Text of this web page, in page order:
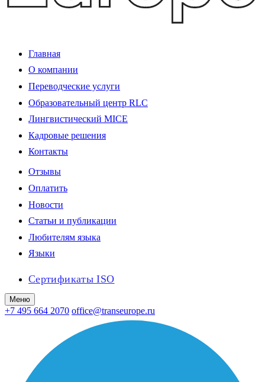
Главная
О компании
Переводческие услуги
Образовательный центр RLC
Лингвистический MICE
Кадровые решения
Контакты
Отзывы
Оплатить
Новости
Статьи и публикации
Любителям языка
Языки
Сертификаты ISO
Меню
+7 495 664 2070 office@transeurope.ru